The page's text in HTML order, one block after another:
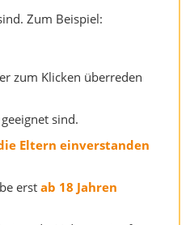
Zum Beispiel:
zum Klicken überreden
sind.
Eltern einverstanden
erst ab 18 Jahren